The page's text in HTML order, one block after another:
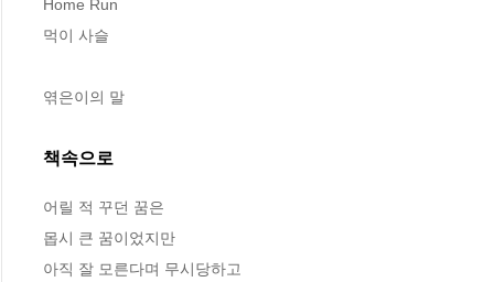
Home Run
먹이 사슬
엮은이의 말
책속으로
어릴 적 꾸던 꿈은
몹시 큰 꿈이었지만
아직 잘 모른다며 무시당하고